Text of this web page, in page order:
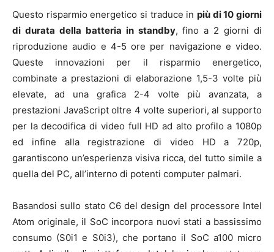
Questo risparmio energetico si traduce in più di 10 giorni
di durata della batteria in standby, fino a 2 giorni di
riproduzione audio e 4-5 ore per navigazione e video.
Queste innovazioni per il risparmio energetico,
combinate a prestazioni di elaborazione 1,5-3 volte più
elevate, ad una grafica 2-4 volte più avanzata, a
prestazioni JavaScript oltre 4 volte superiori, al supporto
per la decodifica di video full HD ad alto profilo a 1080p
ed infine alla registrazione di video HD a 720p,
garantiscono un’esperienza visiva ricca, del tutto simile a
quella del PC, all’interno di potenti computer palmari.
Basandosi sullo stato C6 del design del processore Intel
Atom originale, il SoC incorpora nuovi stati a bassissimo
consumo (S0i1 e S0i3), che portano il SoC a100 micro